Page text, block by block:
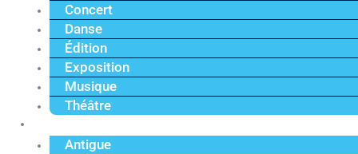
Concert
Danse
Édition
Exposition
Musique
Théâtre
Antigue